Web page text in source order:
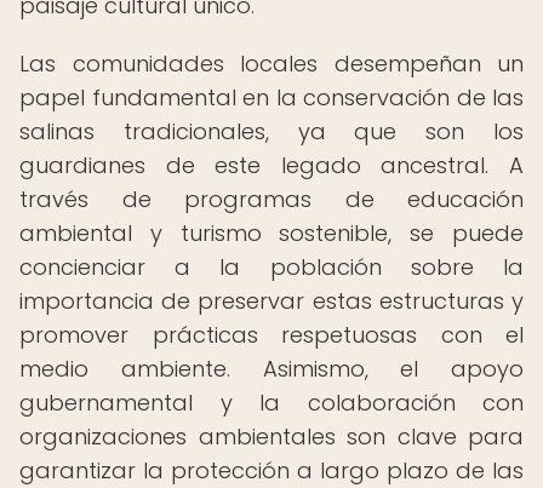
Las comunidades locales desempeñan un
papel fundamental en la conservación de las
salinas tradicionales, ya que son los
guardianes de este legado ancestral. A
través de programas de educación
ambiental y turismo sostenible, se puede
concienciar a la población sobre la
importancia de preservar estas estructuras y
promover prácticas respetuosas con el
medio ambiente. Asimismo, el apoyo
gubernamental y la colaboración con
organizaciones ambientales son clave para
garantizar la protección a largo plazo de las